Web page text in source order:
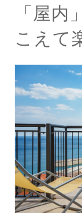
「屋
こえて